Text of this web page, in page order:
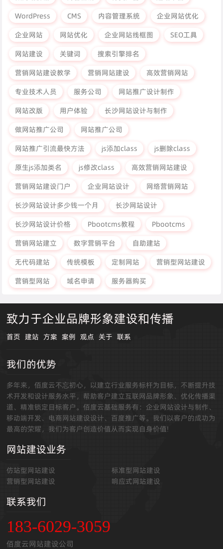
WordPress
CMS 内容管理系统
企业网站优化
企业网站
网站优化 企业网站线框图
SEO工具
网站建设
关键词
搜索引擎排名
营销网站建设教学
营销网站建设
高效营销网站
专业技术人员
服务公司
网站推广设计制作
网站改版
用户体验
长沙网站设计与制作
做网站推广公司
网站推广公司
网站推广引流最快方法
js添加class
js删除class
原生js添加类名
js修改class
高效营销网站建设
营销网站建设门户
企业网站设计
网络营销网站
长沙网站设计多少钱一个月
长沙网站设计
长沙网站设计价格
Pbootcms教程
Pbootcms
营销网站建立
数字营销平台
自助建站
无代码建站
传统模板 定制网站
营销型网站建设
营销型网站
域名申请 服务器购买
致力于企业品牌形象建设和传播
首页 建站 方案 案例 观点 关于 联系
我们的优势
多年来，佰度云不忘初心，以建立行业服务标杆为目标，不断提升技
术开发和设计服务水平，帮助客户建立互联网品牌形象、优化传播渠
道、精准锁定目标客户。佰度云基础服务有：企业网站设计与制作、
移动端开发、电商网站建设设计、百度推广等。我们以客户的成功为
最高的荣耀，我们为客户创造价值从而实现自身价值!
网站建设业务
仿站型网站建设
标准型网站建设
营销型网站建设
响应式网站建设
联系我们
183-6029-3059
佰度云网站建设公司